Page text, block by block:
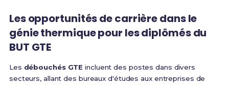
Les opportunités de carrière dans le
génie thermique pour les diplômés du
BUT GTE
Les débouchés GTE incluent des postes dans divers
secteurs, allant des bureaux d'études aux entreprises de